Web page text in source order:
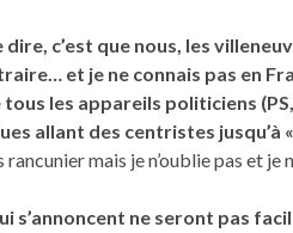
dire, c’est que nous, les
et je ne connais pas en
les appareils politiciens
allant des centristes jusqu’à
mais je n’oublie pas et je
s’annoncent ne seront pas